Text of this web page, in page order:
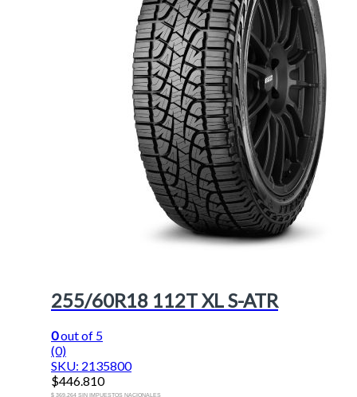
255/60R18 112T XL S-ATR
0out of 5
(0)
SKU: 2135800
$446.810
$ 369.264 SIN IMPUESTOS NACIONALES